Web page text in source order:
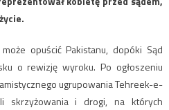
opuścić Pakistanu, dopóki Sąd
o rewizję wyroku. Po ogłoszeniu
ugrupowania Tehreek-e-
skrzyżowania i drogi, na których